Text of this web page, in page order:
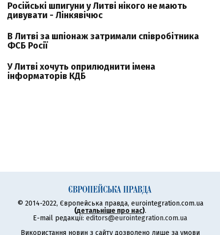
Російські шпигуни у Литві нікого не мають
дивувати - Лінкявічюс
В Литві за шпіонаж затримали співробітника
ФСБ Росії
У Литві хочуть оприлюднити імена
інформаторів КДБ
© 2014-2022, Європейська правда, eurointegration.com.ua
(детальніше про нас).
E-mail редакції: editors@eurointegration.com.ua
Використання новин з сайту дозволено лише за умови